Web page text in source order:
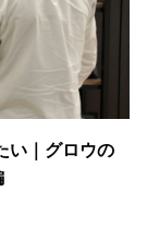
い｜グロウの